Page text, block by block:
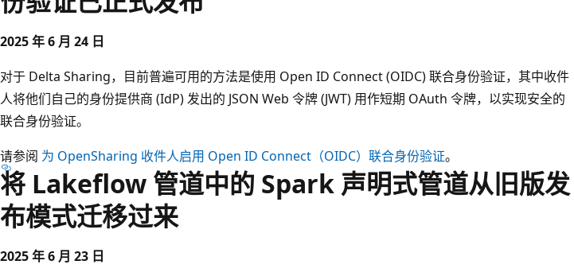
2025 年 6 月 24 日
对于 Delta Sharing，目前普遍可用的方法是使用 Open ID Connect (OIDC) 联合身份验证，其中收件
人将他们自己的身份提供商 (IdP) 发出的 JSON Web 令牌 (JWT) 用作短期 OAuth 令牌，以实现安全的
联合身份验证。
请参阅 为 OpenSharing 收件人启用 Open ID Connect（OIDC）联合身份验证。
将 Lakeflow 管道中的 Spark 声明式管道从旧版发
布模式迁移过来
2025 年 6 月 23 日